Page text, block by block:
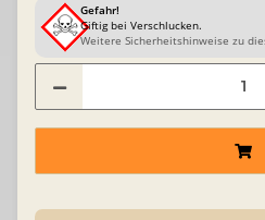
Gefahr!
Giftig bei Verschlucken.
Weitere Sicherheitshinweise zu